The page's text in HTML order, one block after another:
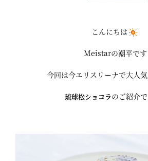
こんにちは
Meistarの潮平です
今回は今エリスリーナで大人
琉球松ショコラのご紹介